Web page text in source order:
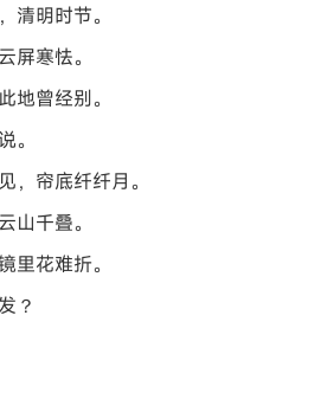
清明时节。
屏寒怯。
地曾经别。
。
，帘底纤纤月。
山千叠。
里花难折。
？